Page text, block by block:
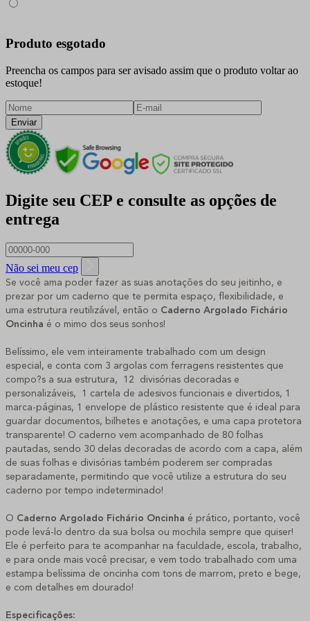
Produto esgotado
Preencha os campos para ser avisado assim que o produto voltar ao
estoque!
Enviar
Digite seu CEP e consulte as opções de
entrega
Não sei meu cep
Se você ama poder fazer as suas anotações do seu jeitinho, e
prezar por um caderno que te permita espaço, flexibilidade, e
uma estrutura reutilizável, então o Caderno Argolado Fichário
Oncinha é o mimo dos seus sonhos!
Belíssimo, ele vem inteiramente trabalhado com um design
especial, e conta com 3 argolas com ferragens resistentes que
compo?s a sua estrutura, 12 divisórias decoradas e
personalizáveis, 1 cartela de adesivos funcionais e divertidos, 1
marca-páginas, 1 envelope de plástico resistente que é ideal para
guardar documentos, bilhetes e anotações, e uma capa protetora
transparente! O caderno vem acompanhado de 80 folhas
pautadas, sendo 30 delas decoradas de acordo com a capa, além
de suas folhas e divisórias também poderem ser compradas
separadamente, permitindo que você utilize a estrutura do seu
caderno por tempo indeterminado!
O Caderno Argolado Fichário Oncinha é prático, portanto, você
pode levá-lo dentro da sua bolsa ou mochila sempre que quiser!
Ele é perfeito para te acompanhar na faculdade, escola, trabalho,
e para onde mais você precisar, e vem todo trabalhado com uma
estampa belíssima de oncinha com tons de marrom, preto e bege,
e com detalhes em dourado!
Especificações: